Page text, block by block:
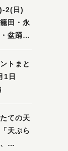
日)
田・永
盆踊り
トまと
1日
ての天
天ぷら